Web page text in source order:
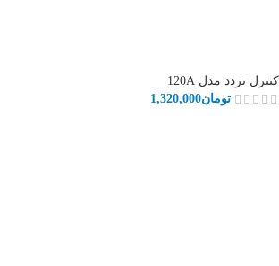
کنترل تردد مدل 120A
تومان1,320,000